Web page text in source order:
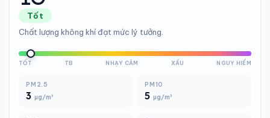
Tốt
Chất lượng không khí đạt mức lý tưởng.
TỐT TB NHẠY CẢM XẤU NGUY HIỂM
PM2.5
3 µg/m³
PM10
5 µg/m³